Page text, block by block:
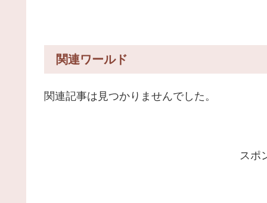
関連ワールド
関連記事は見つかりませんでした。
スポ